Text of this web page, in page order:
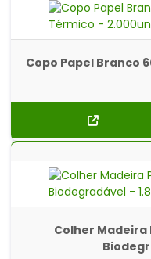
Copo Papel Branco
Colher Madeira